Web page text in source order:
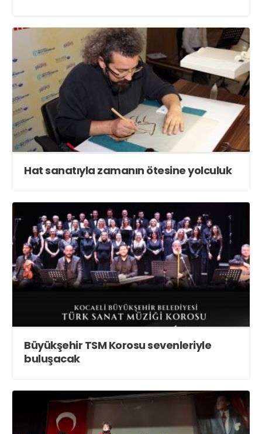
Hat sanatıyla zamanın ötesine yolculuk
Büyükşehir TSM Korosu sevenleriyle
buluşacak